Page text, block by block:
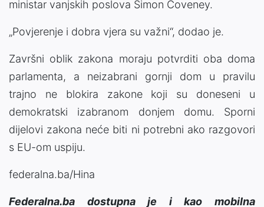
ministar vanjskih poslova Simon Coveney.
„Povjerenje i dobra vjera su važni“, dodao je.
Završni oblik zakona moraju potvrditi oba doma
parlamenta, a neizabrani gornji dom u pravilu
trajno ne blokira zakone koji su doneseni u
demokratski izabranom donjem domu. Sporni
dijelovi zakona neće biti ni potrebni ako razgovori
s EU-om uspiju.
federalna.ba/Hina
Federalna.ba dostupna je i kao mobilna